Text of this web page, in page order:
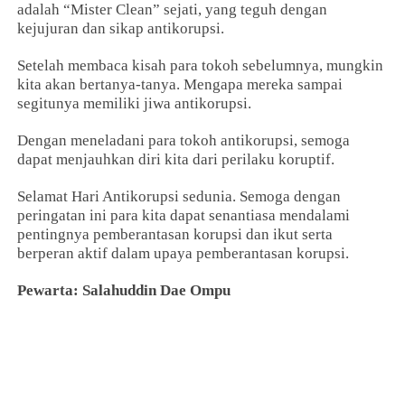
adalah “Mister Clean” sejati, yang teguh dengan
kejujuran dan sikap antikorupsi.
Setelah membaca kisah para tokoh sebelumnya, mungkin
kita akan bertanya-tanya. Mengapa mereka sampai
segitunya memiliki jiwa antikorupsi.
Dengan meneladani para tokoh antikorupsi, semoga
dapat menjauhkan diri kita dari perilaku koruptif.
Selamat Hari Antikorupsi sedunia. Semoga dengan
peringatan ini para kita dapat senantiasa mendalami
pentingnya pemberantasan korupsi dan ikut serta
berperan aktif dalam upaya pemberantasan korupsi.
Pewarta: Salahuddin Dae Ompu